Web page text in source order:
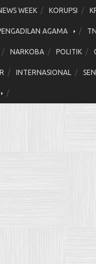
WEEK KORUPSI
AGAMA
NARKOBA POLITIK
INTERNASIONAL